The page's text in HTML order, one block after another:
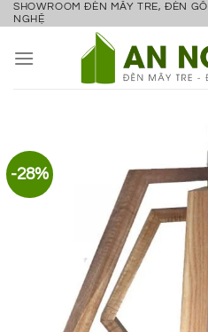
Bỏ
nội
SHOWROOM ĐÈN MÂY TRE, ĐÈN
NGHỆ
-28%